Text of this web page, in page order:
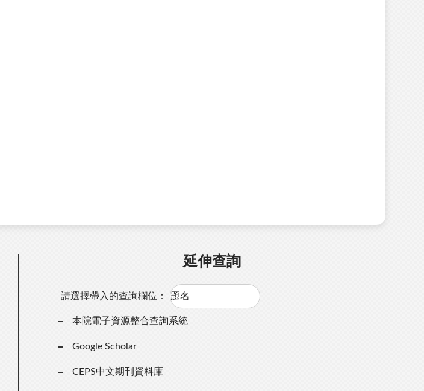
延伸查詢
請選擇帶入的查詢欄位：
本院電子資源整合查詢系統
Google Scholar
CEPS中文期刊資料庫